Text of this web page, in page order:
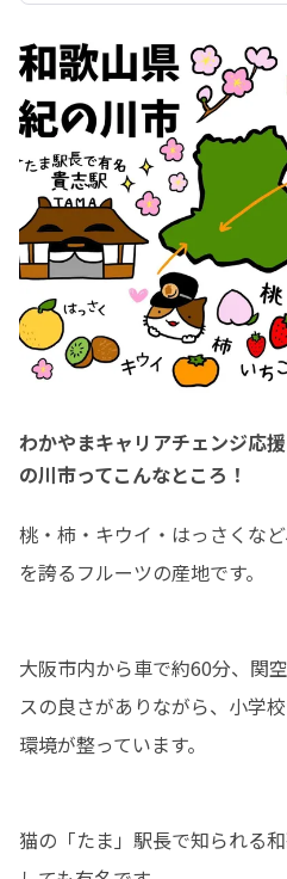
わかやまキャリアチェンジ応
の川市ってこんなところ！
桃・柿・キウイ・はっさくな
を誇るフルーツの産地です。
大阪市内から車で約60分、関
スの良さがありながら、小学
環境が整っています。
猫の「たま」駅長で知られる